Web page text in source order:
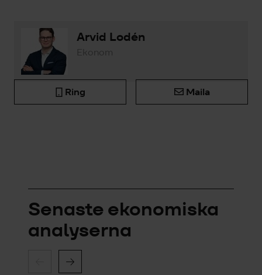
Arvid Lodén
Ekonom
Ring Maila
Senaste ekonomiska
analyserna